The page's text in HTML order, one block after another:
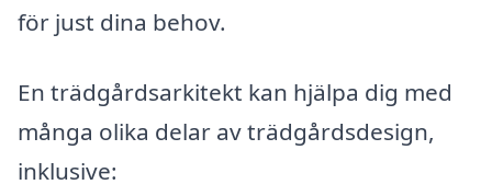
för just dina behov.
En trädgårdsarkitekt kan hjälpa dig med
många olika delar av trädgårdsdesign,
inklusive: